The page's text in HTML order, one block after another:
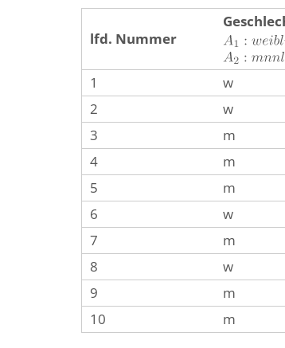
lfd. Nummer
1 w
2
w
3
m
4
m
5
m
6
w
7
m
8
w
9
m
10
m